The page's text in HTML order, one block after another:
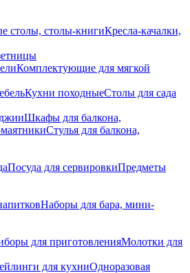
столы, столы-книгиКресла-качалки,
Комплектующие для мягкой
Кухни походныеСтолы для сада
Шкафы для балкона,
Стулья для балкона,
Посуда для сервировкиПредметы
Наборы для бара, мини-
для приготовленияМолотки для
для кухниОдноразовая